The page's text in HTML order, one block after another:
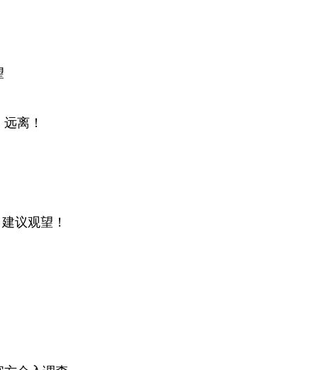
离！
议观望！